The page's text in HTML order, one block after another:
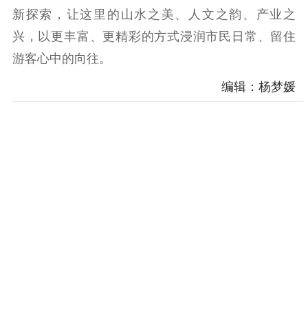
新探索，让这里的山水之美、人文之韵、产业之
兴，以更丰富、更精彩的方式浸润市民日常、留住
游客心中的向往。
编辑：杨梦媛